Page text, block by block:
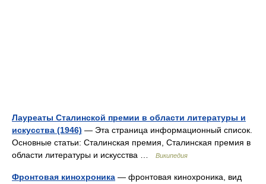
Лауреаты Сталинской премии в области литературы и
искусства (1946) — Эта страница информационный список.
Основные статьи: Сталинская премия, Сталинская премия в
области литературы и искусства …
Википедия
Фронтовая кинохроника — фронтовая кинохроника, вид